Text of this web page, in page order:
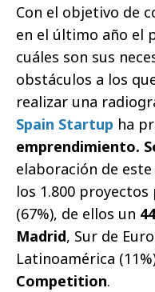
Con el objetivo de
en el último año el
cuáles son sus
obstáculos a los
realizar una
Spain Startup ha
emprendimiento.
elaboración de
los 1.800
(67%), de ellos un
Madrid, Sur de
Latinoamérica
Competition.